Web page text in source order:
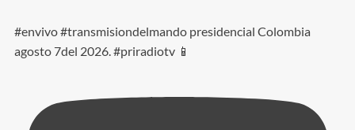
#envivo #transmisiondelmando presidencial Colombia
agosto 7del 2026. #priradiotv 📱